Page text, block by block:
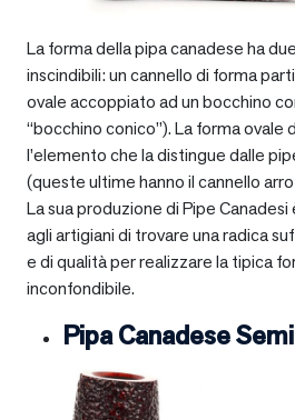
La forma della pipa canadese ha
inscindibili: un cannello di forma
ovale accoppiato ad un bocchino
“bocchino conico”). La forma ovale
l’elemento che la distingue dalle
(queste ultime hanno il cannello
La sua produzione di Pipe
agli artigiani di trovare una radica
e di qualità per realizzare la tipica
inconfondibile.
Pipa Canadese